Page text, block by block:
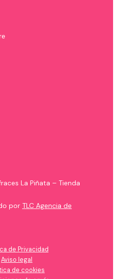
La Piñata – Tienda
por TLC Agencia de
de Privacidad
Aviso legal
de cookies